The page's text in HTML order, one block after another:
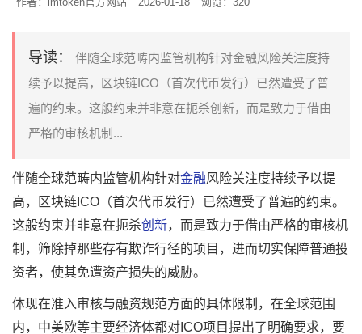
导读：
伴随全球范畴内监管机构针对金融风险关注度持
续予以提高，区块链ICO（首次代币发行）已然遭受了普
遍的约束。这般约束并非意在扼杀创新，而是致力于借由
严格的审核机制...
伴随全球范畴内监管机构针对金融风险关注度持续予以提
高，区块链ICO（首次代币发行）已然遭受了普遍的约束。
这般约束并非意在扼杀创新，而是致力于借由严格的审核机
制，筛除掉那些存有欺诈行径的项目，进而切实保障普通投
资者，使其免遭资产损失的威胁。
体现在准入审核与融资规范方面的具体限制，在全球范围
内，中美欧等主要经济体都对ICO项目提出了明确要求，要